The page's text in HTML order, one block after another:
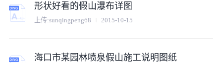
形状好看的假山瀑布详图
上传:sunqingpeng68 2015-10-15
海口市某园林喷泉假山施工说明图纸